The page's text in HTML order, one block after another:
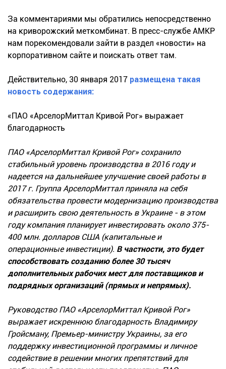
За комментариями мы обратились непосредственно
на криворожский меткомбинат. В пресс-службе АМКР
нам порекомендовали зайти в раздел «новости» на
корпоративном сайте и поискать ответ там.
Действительно, 30 января 2017 размещена такая
новость содержания:
«ПАО «АрселорМиттал Кривой Рог» выражает
благодарность
ПАО «АрселорМиттал Кривой Рог» сохранило
стабильный уровень производства в 2016 году и
надеется на дальнейшее улучшение своей работы в
2017 г. Группа АрселорМиттал приняла на себя
обязательства провести модернизацию производства
и расширить свою деятельность в Украине - в этом
году компания планирует инвестировать около 375-
400 млн. долларов США (капитальные и
операционные инвестиции). В частности, это будет
способствовать созданию более 30 тысяч
дополнительных рабочих мест для поставщиков и
подрядных организаций (прямых и непрямых).
Руководство ПАО «АрселорМиттал Кривой Рог»
выражает искреннюю благодарность Владимиру
Гройсману, Премьер-министру Украины, за его
поддержку инвестиционной программы и личное
содействие в решении многих препятствий для